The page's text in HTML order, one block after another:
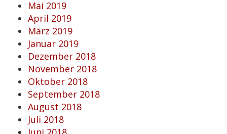
Mai 2019
April 2019
März 2019
Januar 2019
Dezember 2018
November 2018
Oktober 2018
September 2018
August 2018
Juli 2018